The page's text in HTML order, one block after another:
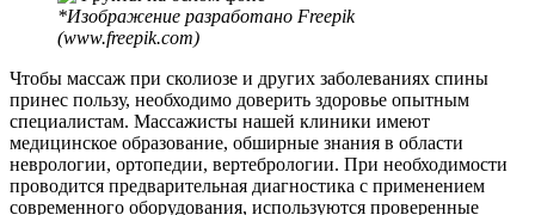
*Изображение разработано Freepik
(www.freepik.com)
Чтобы массаж при сколиозе и других заболеваниях спины
принес пользу, необходимо доверить здоровье опытным
специалистам. Массажисты нашей клиники имеют
медицинское образование, обширные знания в области
неврологии, ортопедии, вертебрологии. При необходимости
проводится предварительная диагностика с применением
современного оборудования, используются проверенные